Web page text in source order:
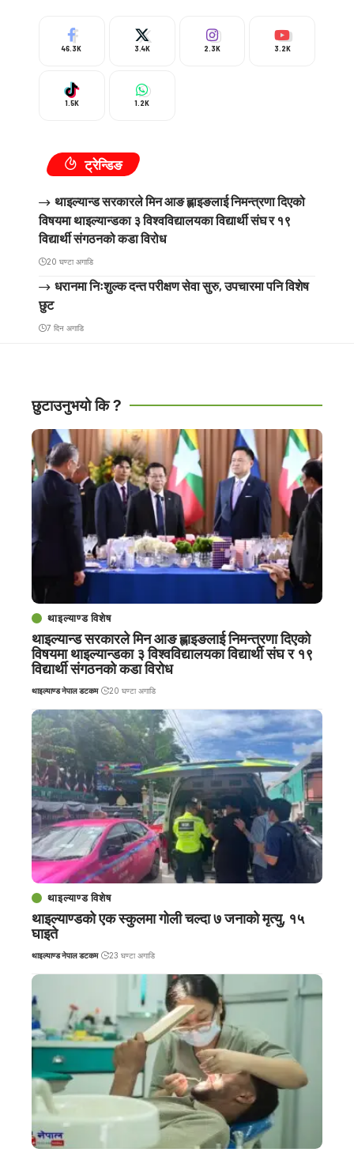
46.3K 3.4K 2.3K 3.2K
1.5K 1.2K
ट्रेन्डिङ
थाइल्यान्ड सरकारले मिन आङ ह्लाइङलाई निमन्त्रणा दिएको
विषयमा थाइल्यान्डका ३ विश्वविद्यालयका विद्यार्थी संघ र १९
विद्यार्थी संगठनको कडा विरोध
20 घण्टा अगाडि
धरानमा निःशुल्क दन्त परीक्षण सेवा सुरु, उपचारमा पनि विशेष
छुट
7 दिन अगाडि
छुटाउनुभयो कि ?
थाइल्याण्ड विशेष
थाइल्यान्ड सरकारले मिन आङ ह्लाइङलाई निमन्त्रणा दिएको
विषयमा थाइल्यान्डका ३ विश्वविद्यालयका विद्यार्थी संघ र १९
विद्यार्थी संगठनको कडा विरोध
थाइल्याण्ड नेपाल डटकम 20 घण्टा अगाडि
थाइल्याण्ड विशेष
थाइल्याण्डको एक स्कुलमा गोली चल्दा ७ जनाको मृत्यु, १५
घाइते
थाइल्याण्ड नेपाल डटकम 23 घण्टा अगाडि